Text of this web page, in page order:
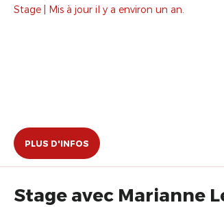
Stage | Mis à jour il y a environ un an.
PLUS D'INFOS
Stage avec Marianne